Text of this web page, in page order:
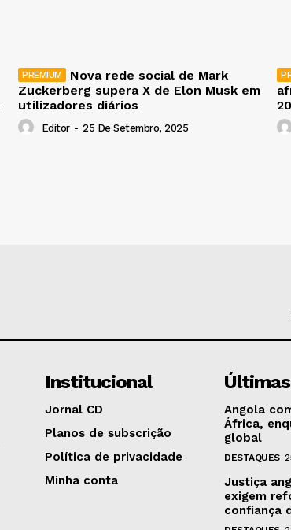
Nova rede social de Mark
Zuckerberg supera X de Elon Musk em
utilizadores diários
Editor - 25 De Setembro, 2025
Institucional
Jornal CD
Planos de subscrição
Política de privacidade
Minha conta
Angola
África,
global
DESTAQUES
Justiça
exigem
confiança